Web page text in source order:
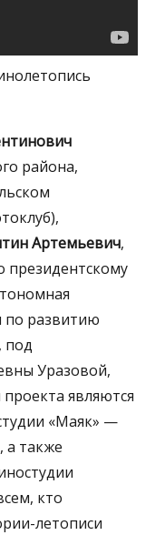
района,
Артемьевич,
по развитию
под
Уразовой,
являются
«Маяк» —
а также
кто
летописи